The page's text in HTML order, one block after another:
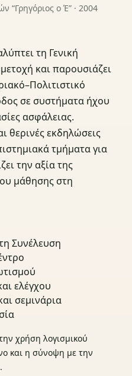
“Γρηγόριος ο Έ” · 2004
τη Γενική
και παρουσιάζει
σε συστήματα ήχου
ασφάλειας.
θερινές εκδηλώσεις
τμήματα για
την αξία της
μάθησης στη
Συνέλευση
ελέγχου
σεμινάρια
χρήση λογισμικού
και η σύνοψη με την